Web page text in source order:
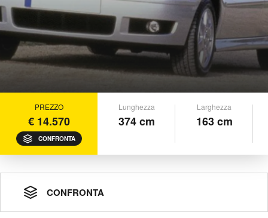
PREZZO
€ 14.570
CONFRONTA
Lunghezza
374 cm
Larghezza
163 cm
CONFRONTA